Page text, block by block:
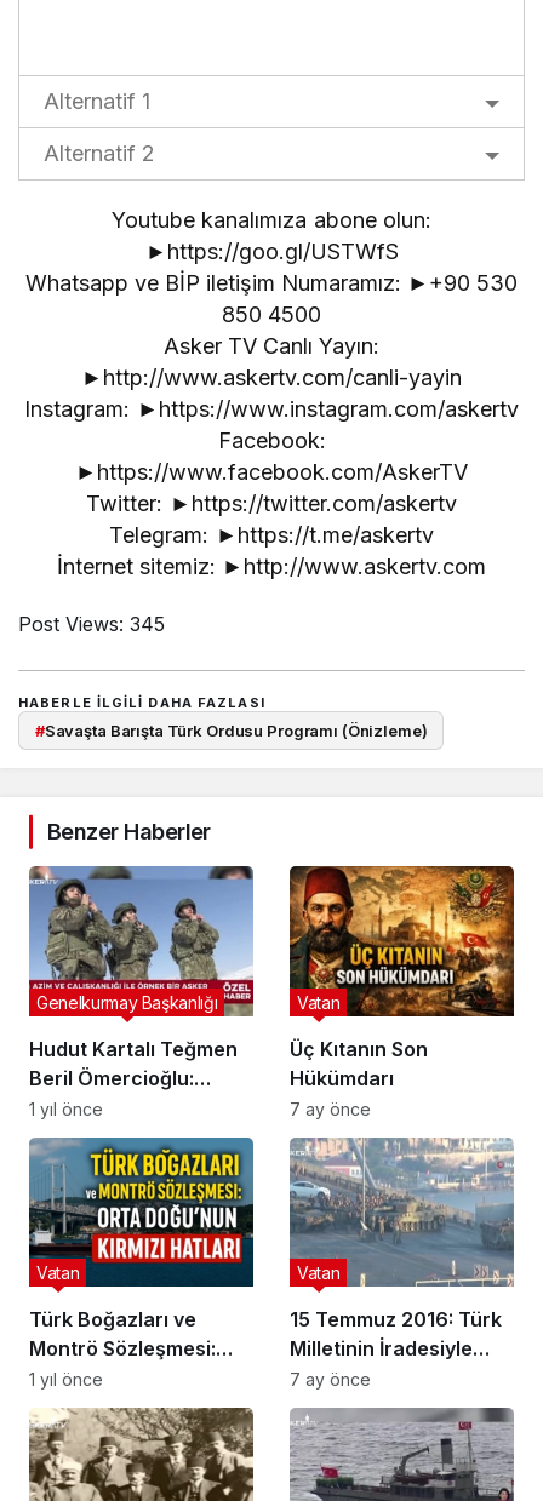
Alternatif 1
Alternatif 2
Youtube kanalımıza abone olun:
►https://goo.gl/USTWfS
Whatsapp ve BİP iletişim Numaramız: ►+90 530
850 4500
Asker TV Canlı Yayın:
►http://www.askertv.com/canli-yayin
Instagram: ►https://www.instagram.com/askertv
Facebook:
►https://www.facebook.com/AskerTV
Twitter: ►https://twitter.com/askertv
Telegram: ►https://t.me/askertv
İnternet sitemiz: ►http://www.askertv.com
Post Views: 345
HABERLE ILGILI DAHA FAZLASI
#Savaşta Barışta Türk Ordusu Programı (Önizleme)
Benzer Haberler
Hudut Kartalı Teğmen
Beril Ömercioğlu:
Vatan Aşkıyla Görev
Başında
Genelkurmay Başkanlığı
1 yıl önce
Üç Kıtanın Son
Hükümdarı
Vatan
7 ay önce
Türk Boğazları ve
Montrö Sözleşmesi:
Orta Doğu’nun Kırmızı
Hatları
Vatan
1 yıl önce
15 Temmuz 2016: Türk
Milletinin İradesiyle
Yazdığı Demokrasi
Destanı
Vatan
7 ay önce